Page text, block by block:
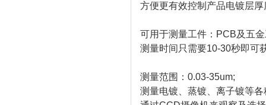
方便更有效控制产品电镀层
可用于测量工件：PCB及五
测量时间只需要10-30秒即可
测量范围：0.03-35um;
测量电镀、蒸镀、离子镀等